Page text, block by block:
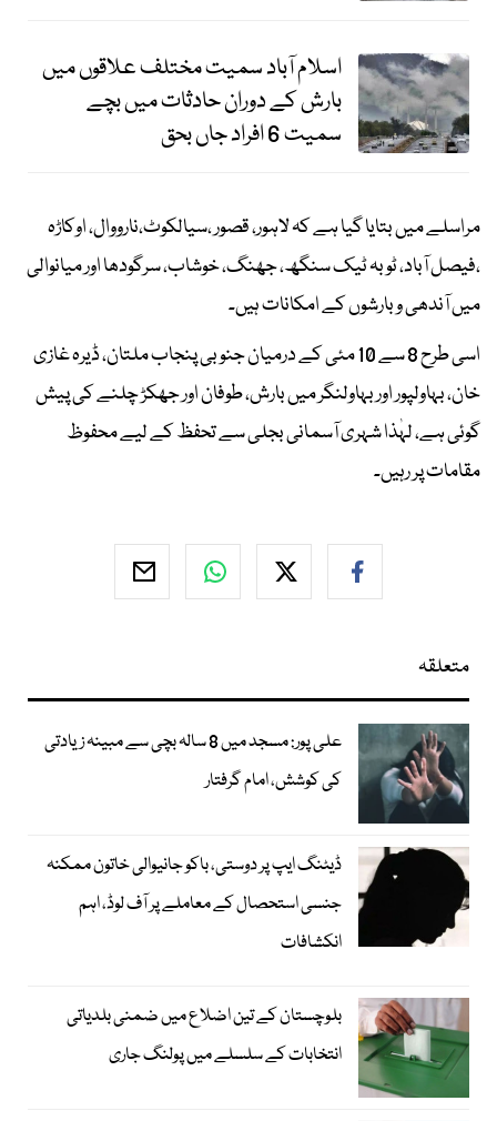
اسلام آباد سمیت مختلف علاقوں میں
بارش کے دوران حادثات میں بچے
سمیت 6 افراد جاں بحق
مراسلے میں بتایا گیا ہے کہ لاہور، قصور ،سیالکوٹ،نارووال، اوکاڑہ
،فیصل آباد، ٹوبہ ٹیک سنگھ، جھنگ، خوشاب، سرگودھا اور میانوالی
میں آندھی و بارشوں کے امکانات ہیں۔
اسی طرح 8 سے 10 مئی کے درمیان جنوبی پنجاب ملتان، ڈیرہ غازی
خان، بہاولپور اور بہاولنگر میں بارش، طوفان اور جھکڑ چلنے کی پیش
گوئی ہے، لہٰذا شہری آسمانی بجلی سے تحفظ کے لیے محفوظ
مقامات پر رہیں۔
متعلقہ
علی پور: مسجد میں 8 سالہ بچی سے مبینہ زیادتی
کی کوشش، امام گرفتار
ڈیٹنگ ایپ پر دوستی، باکو جانیوالی خاتون ممکنہ
جنسی استحصال کے معاملے پر آف لوڈ، اہم
انکشافات
بلوچستان کے تین اضلاع میں ضمنی بلدیاتی
انتخابات کے سلسلے میں پولنگ جاری